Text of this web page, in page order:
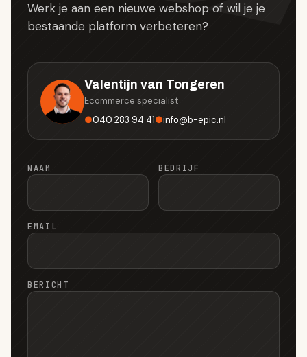
Werk je aan een nieuwe webshop of wil je je
bestaande platform verbeteren?
Valentijn van Tongeren
Ecommerce specialist
●040 283 94 41●info@b-epic.nl
NAAM BEDRIJF
EMAIL
BERICHT